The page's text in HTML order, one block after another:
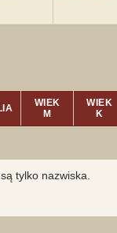
WIEK
M
WIEK
K
tylko nazwiska.